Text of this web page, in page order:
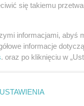
3, Zamach na
Exit 8.
się takiemu
informacjami, abyś
informacje
. oraz po kliknięciu w
USTAWIENIA